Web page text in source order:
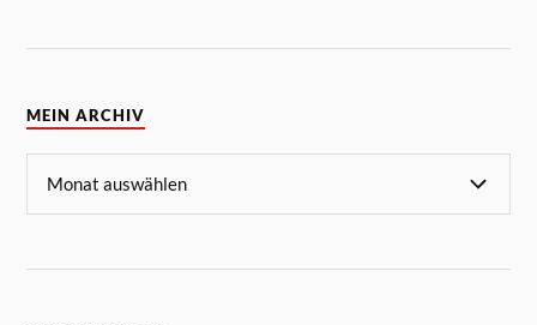
MEIN ARCHIV